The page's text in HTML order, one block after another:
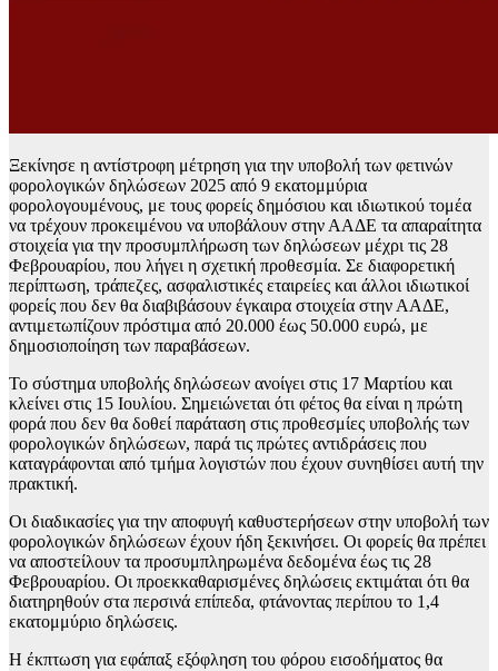
Ξεκίνησε η αντίστροφη μέτρηση για την υποβολή των φετινών
φορολογικών δηλώσεων 2025 από 9 εκατομμύρια
φορολογουμένους, με τους φορείς δημόσιου και ιδιωτικού τομέα
να τρέχουν προκειμένου να υποβάλουν στην ΑΑΔΕ τα απαραίτητα
στοιχεία για την προσυμπλήρωση των δηλώσεων μέχρι τις 28
Φεβρουαρίου, που λήγει η σχετική προθεσμία. Σε διαφορετική
περίπτωση, τράπεζες, ασφαλιστικές εταιρείες και άλλοι ιδιωτικοί
φορείς που δεν θα διαβιβάσουν έγκαιρα στοιχεία στην ΑΑΔΕ,
αντιμετωπίζουν πρόστιμα από 20.000 έως 50.000 ευρώ, με
δημοσιοποίηση των παραβάσεων.
Το σύστημα υποβολής δηλώσεων ανοίγει στις 17 Μαρτίου και
κλείνει στις 15 Ιουλίου. Σημειώνεται ότι φέτος θα είναι η πρώτη
φορά που δεν θα δοθεί παράταση στις προθεσμίες υποβολής των
φορολογικών δηλώσεων, παρά τις πρώτες αντιδράσεις που
καταγράφονται από τμήμα λογιστών που έχουν συνηθίσει αυτή την
πρακτική.
Οι διαδικασίες για την αποφυγή καθυστερήσεων στην υποβολή των
φορολογικών δηλώσεων έχουν ήδη ξεκινήσει. Οι φορείς θα πρέπει
να αποστείλουν τα προσυμπληρωμένα δεδομένα έως τις 28
Φεβρουαρίου. Οι προεκκαθαρισμένες δηλώσεις εκτιμάται ότι θα
διατηρηθούν στα περσινά επίπεδα, φτάνοντας περίπου το 1,4
εκατομμύριο δηλώσεις.
Η έκπτωση για εφάπαξ εξόφληση του φόρου εισοδήματος θα